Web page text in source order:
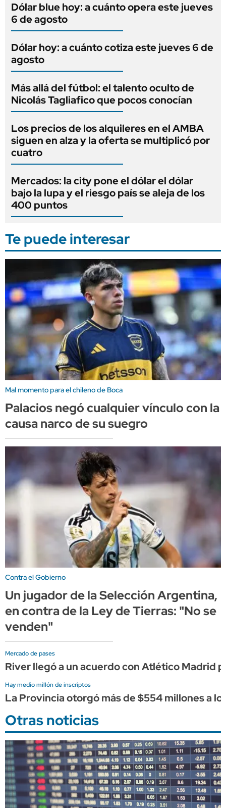
Dólar blue hoy: a cuánto opera este jueves
6 de agosto
Dólar hoy: a cuánto cotiza este jueves 6 de
agosto
Más allá del fútbol: el talento oculto de
Nicolás Tagliafico que pocos conocían
Los precios de los alquileres en el AMBA
siguen en alza y la oferta se multiplicó por
cuatro
Mercados: la city pone el dólar el dólar
bajo la lupa y el riesgo país se aleja de los
400 puntos
Te puede interesar
Mal momento para el chileno de Boca
Palacios negó cualquier vínculo con la
causa narco de su suegro
Contra el Gobierno
Un jugador de la Selección Argentina,
en contra de la Ley de Tierras: "No se
venden"
Mercado de pases
River llegó a un acuerdo con Atlético Madrid
Hay medio millón de inscriptos
La Provincia otorgó más de $554 millones a
Otras noticias